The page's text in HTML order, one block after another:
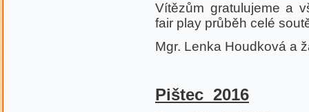
Vítězům gratulujeme a
fair play průběh celé
Mgr. Lenka Houdková a
Pištec 2016